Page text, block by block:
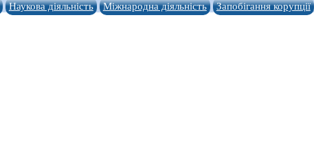
Наукова діяльність Міжнародна діяльність Запобігання корупції